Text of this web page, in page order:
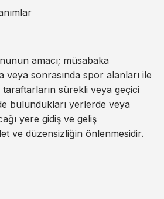
amacı; müsabaka
veya sonrasında spor alanları ile
sürekli veya geçici
bulundukları yerlerde veya
yere gidiş ve geliş
ve düzensizliğin önlenmesidir.